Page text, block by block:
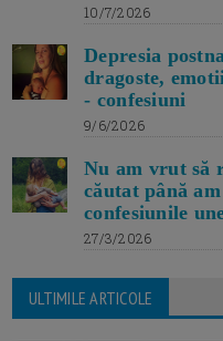
10/7/2026
Depresia
dragoste,
- confesiuni
9/6/2026
Nu am vrut să
căutat până
confesiunile
27/3/2026
ULTIMILE ARTICOLE